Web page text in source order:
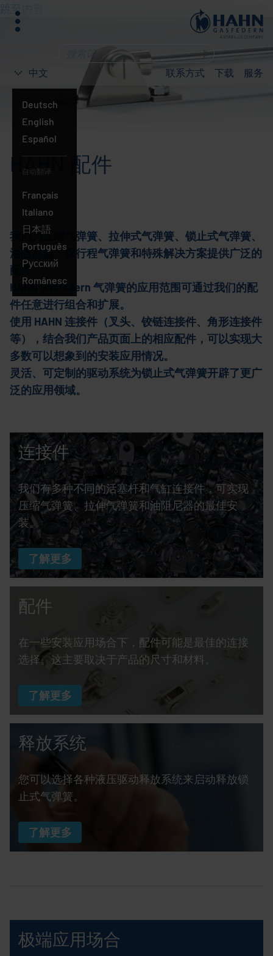
跳至内容
菜
中文
Deutsch
English
中
文
Español
自动翻译:
Français
Italiano
日本語
Português
Русский
Românesc
联系方式 下载 服务
HAHN 配件
我们为压缩气弹簧、拉伸式气弹簧、锁止式气弹簧、
油阻尼器、双行程气弹簧和特殊解决方案提供广泛的
配件。
HAHN Gasfedern 气弹簧的应用范围可通过我们的配
件任意进行组合和扩展。
使用 HAHN 连接件（叉头、铰链连接件、角形连接件
等），结合我们产品页面上的相应配件，可以实现大
多数可以想象到的安装应用情况。
灵活、可定制的驱动系统为锁止式气弹簧开辟了更广
泛的应用领域。
连接件
我们有多种不同的活塞杆和气缸连接件，可实现
压缩气弹簧、拉伸气弹簧和油阻尼器的最佳安
装。
了解更多
配件
在一些安装应用场合下，配件可能是最佳的连接
选择。这主要取决于产品的尺寸和材料。
了解更多
释放系统
您可以选择各种液压驱动释放系统来启动释放锁
止式气弹簧。
了解更多
极端应用场合
寻